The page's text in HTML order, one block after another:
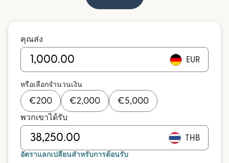
คุณส่ง
EUR
หรือเลือกจำนวนเงิน
€200 €2,000 €5,000
พวกเขาได้รับ
THB
อัตราแลกเปลี่ยนสำหรับการต้อนรับ